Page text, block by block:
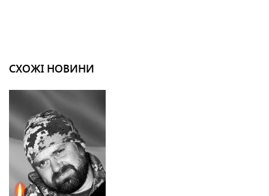
СХОЖІ НОВИНИ